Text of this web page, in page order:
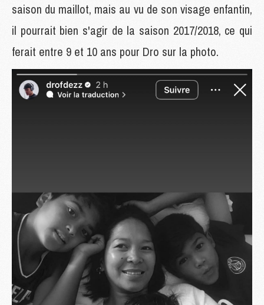
saison du maillot, mais au vu de son visage enfantin,
il pourrait bien s'agir de la saison 2017/2018, ce qui
ferait entre 9 et 10 ans pour Dro sur la photo.